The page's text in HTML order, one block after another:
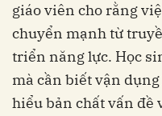
giáo viên cho rằng
chuyển mạnh từ
triển năng lực. Học
mà cần biết vận
hiểu bản chất vấn đề